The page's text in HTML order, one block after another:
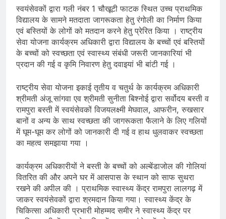
स्वयंसेवकों द्वारा गली नंबर 1 चौखूटी फाटक स्थित उच्च प्राथमिक
विद्यालय के सामने मतदाता जागरूकता हेतु रंगोली का निर्माण किया
एवं बस्तियों के लोगों को मतदान करने हेतु प्रेरित किया । राष्ट्रीय
सेवा योजना कार्यक्रम अधिकारी द्वारा विद्यालय के बच्चों एवं बस्तियों
के बच्चों को स्वच्छता एवं स्वास्थ्य संबंधी जरूरी जानकारियां भी
प्रदान की गई व कृमि निवारण हेतु दवाइयां भी बांटी गई ।
राष्ट्रीय सेवा योजना इकाई तृतीय व चतुर्थ के कार्यक्रम अधिकारी
श्रीमती अंजू सांगवा एव श्रीमती सुनीता बिश्नोई द्वारा सर्वोदय बस्ती व
रामपुरा बस्ती में स्वयंसेवकों विजयलक्ष्मी मेघवाल, आफरीन, रुखसार
बानों व अन्य के साथ स्वच्छता की जागरूकता फैलाने के लिए गलियों
में घूम-घूम कर लोगों को जानकारी दी गई व हाथ धुलवाकर स्वच्छता
का महत्व समझाया गया ।
कार्यक्रम अधिकारीयों ने बस्ती के बच्चों को अल्बेंडाजोल की गोलियां
वितरित की और अपने घर में आसपास के स्थान को साफ सुथरा
रखने की अपील की । प्राथमिक स्वास्थ्य केंद्र रामपुरा लालगढ़ में
जाकर स्वयंसेवकों द्वारा श्रमदान किया गया। स्वास्थ्य केंद्र के
चिकित्सा अधिकारी प्रभारी मोहम्मद समीर ने स्वास्थ्य केंद्र पर